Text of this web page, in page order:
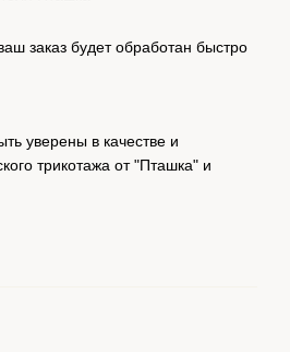
заказ будет обработан быстро
уверены в качестве и
трикотажа от "Пташка" и